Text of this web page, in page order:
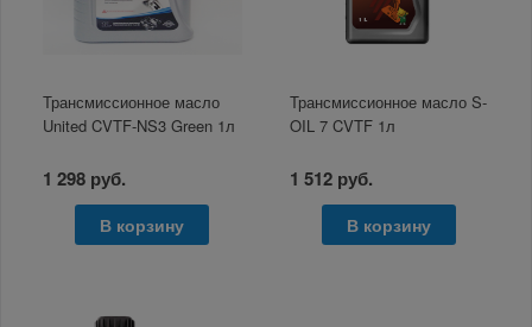
Трансмиссионное масло
United CVTF-NS3 Green 1л
1 298 руб.
В корзину
Трансмиссионное масло S-
OIL 7 CVTF 1л
1 512 руб.
В корзину